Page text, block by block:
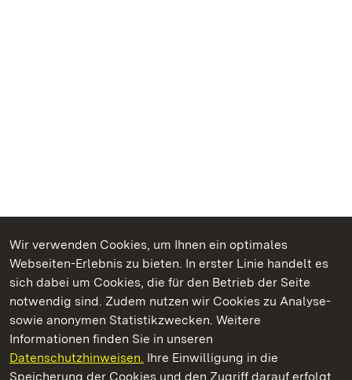
Wir verwenden Cookies, um Ihnen ein optimales
Webseiten-Erlebnis zu bieten. In erster Linie handelt es
sich dabei um Cookies, die für den Betrieb der Seite
notwendig sind. Zudem nutzen wir Cookies zu Analyse-
sowie anonymen Statistikzwecken. Weitere
Informationen finden Sie in unseren
Datenschutzhinweisen. Ihre Einwilligung in die
Speicherung der Cookies und den Zugriff darauf erfolgt
Kommen. Staunen. Genießen.
Schloss Solitude